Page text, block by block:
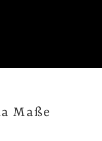
Maße